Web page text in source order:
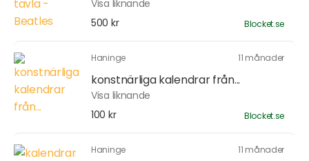
Visa liknande
500 kr
Blocket.se
Haninge 11 månader
konstnärliga kalendrar från...
Visa liknande
100 kr
Blocket.se
Haninge 11 månader